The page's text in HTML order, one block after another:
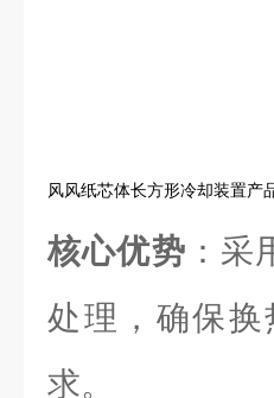
风风纸芯体长方形冷却装置产
核心优势 ：
处理，确保
求。